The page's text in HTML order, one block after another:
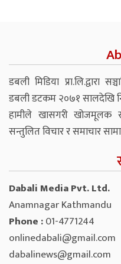
डबली मिडिया प्रा.लि.द्वारा
डबली डटकम २०७१ सालदेखि
हामीले खासगरी खोजमूलक
सन्तुलित विचार र समाचार
Dabali Media Pvt. Ltd.
Anamnagar Kathmandu
Phone :01-4771244
onlinedabali@gmail.com
dabalinews@gmail.com